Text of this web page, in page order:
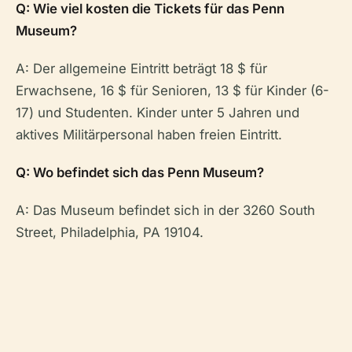
Q: Wie viel kosten die Tickets für das Penn
Museum?
A: Der allgemeine Eintritt beträgt 18 $ für
Erwachsene, 16 $ für Senioren, 13 $ für Kinder (6-
17) und Studenten. Kinder unter 5 Jahren und
aktives Militärpersonal haben freien Eintritt.
Q: Wo befindet sich das Penn Museum?
A: Das Museum befindet sich in der 3260 South
Street, Philadelphia, PA 19104.